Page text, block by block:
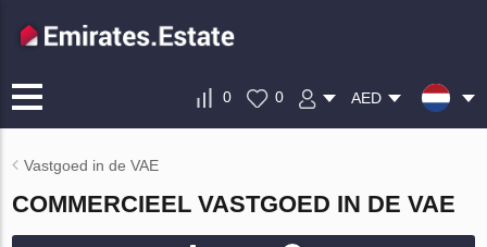
0 0 AED
Vastgoed in de VAE
COMMERCIEEL VASTGOED IN DE VAE